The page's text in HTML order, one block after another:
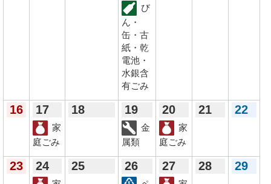
び
ん・
缶・古
紙・乾
電池・
水銀含
有ごみ
16 17
家
庭ごみ
18 19
金
属類
20
家
庭ごみ
21 22
23 24 25 26 27 28 29